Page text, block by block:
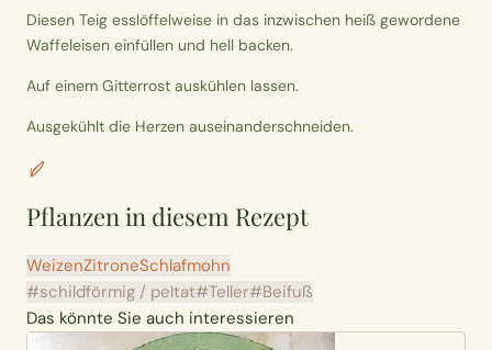
Diesen Teig esslöffelweise in das inzwischen heiß gewordene
Waffeleisen einfüllen und hell backen.
Auf einem Gitterrost auskühlen lassen.
Ausgekühlt die Herzen auseinanderschneiden.
Pflanzen in diesem Rezept
WeizenZitroneSchlafmohn
#schildförmig / peltat#Teller#Beifuß
Das könnte Sie auch interessieren